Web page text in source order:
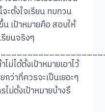
ะตั้งใจเรียน ทบทวน
เป้าหมายคือ สอบให้
รียนจริงๆ
ม่ได้ตั้งเป้าหมายเอาไว้
กว่าที่ควรจะเป็นเยอะๆ
ม่ตั้งเป้าหมายบ้างรึ